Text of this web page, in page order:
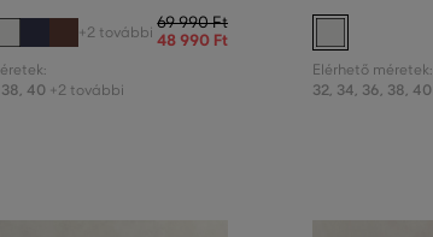
+2 további 69 990 Ft
48 990 Ft
38, 40 +2 további
Elérhető méretek:
32, 34, 36, 38, 40